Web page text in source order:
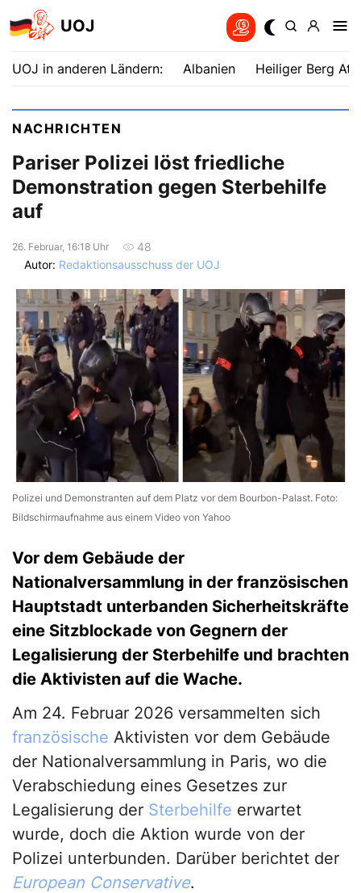
UOJ
UOJ in anderen Ländern: Albanien Heiliger Berg
NACHRICHTEN
Pariser Polizei löst friedliche
Demonstration gegen Sterbehilfe
auf
26. Februar, 16:18 Uhr
48
Autor: Redaktionsausschuss der UOJ
Polizei und Demonstranten auf dem Platz vor dem Bourbon-Palast. Foto:
Bildschirmaufnahme aus einem Video von Yahoo
Vor dem Gebäude der
Nationalversammlung in der französischen
Hauptstadt unterbanden Sicherheitskräfte
eine Sitzblockade von Gegnern der
Legalisierung der Sterbehilfe und brachten
die Aktivisten auf die Wache.
Am 24. Februar 2026 versammelten sich
französische Aktivisten vor dem Gebäude
der Nationalversammlung in Paris, wo die
Verabschiedung eines Gesetzes zur
Legalisierung der Sterbehilfe erwartet
wurde, doch die Aktion wurde von der
Polizei unterbunden. Darüber berichtet der
European Conservative.